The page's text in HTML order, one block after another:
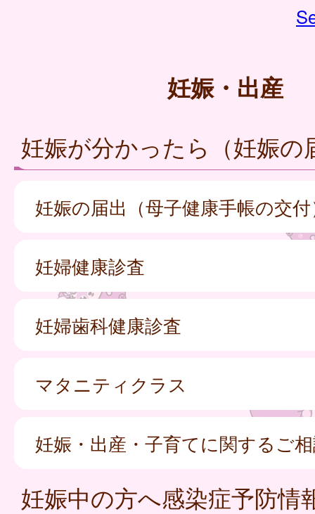
妊娠・出産
妊娠が分かったら（妊娠の
妊娠の届出（母子健康手帳の交
妊婦健康診査
妊婦歯科健康診査
マタニティクラス
妊娠・出産・子育てに関するご
妊娠中の方へ感染症予防情